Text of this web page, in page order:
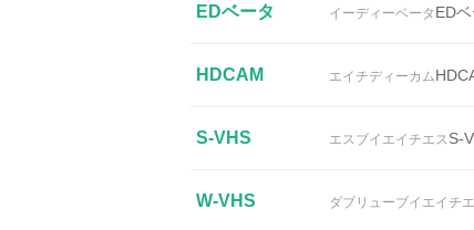
EDベータ イーディーベータ ED
HDCAM エイチディーカム
S-VHS エスブイエイチエスS-
W-VHS ダブリューブイエイチ